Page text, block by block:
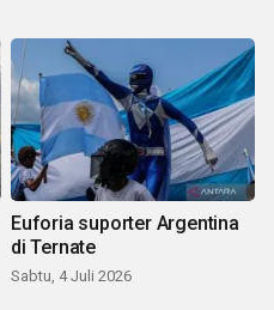
Euforia suporter Argentina
di Ternate
Sabtu, 4 Juli 2026